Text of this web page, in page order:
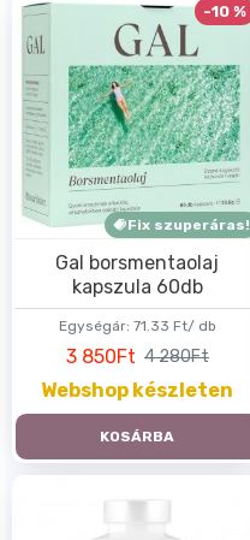
Fix szuperáras!
-10 %
Egységár: 71.33 Ft/ db
Gal borsmentaolaj
kapszula 60db
3 850Ft 4 280Ft
Webshop készleten
KOSÁRBA